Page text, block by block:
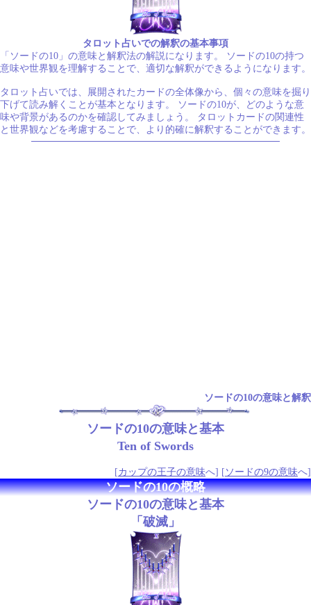
タロット占いでの解釈の基本事項
「ソードの10」の意味と解釈法の解説になります。 ソードの10の持つ
意味や世界観を理解することで、適切な解釈ができるようになります。
タロット占いでは、展開されたカードの全体像から、個々の意味を掘り
下げて読み解くことが基本となります。 ソードの10が、どのような意
味や背景があるのかを確認してみましょう。 タロットカードの関連性
と世界観などを考慮することで、より的確に解釈することができます。
ソードの10の意味と解釈
ソードの10の意味と基本
Ten of Swords
[カップの王子の意味へ] [ ソードの9の意味へ]
ソードの10の概略
ソードの10の意味と基本
「破滅」